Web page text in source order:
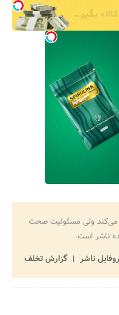
می‌کند ولی مسئولیت صحت
ناشر است.
ناشر
گزارش تخلف